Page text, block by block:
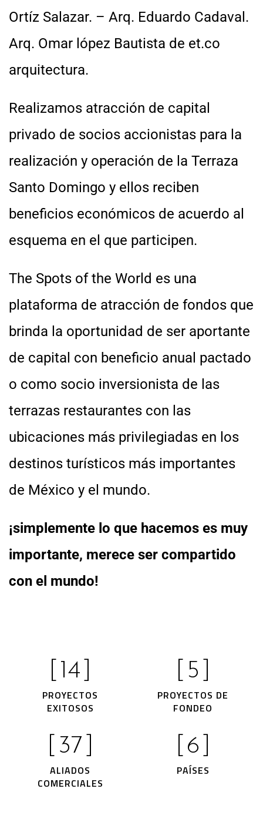
Ortíz Salazar. – Arq. Eduardo Cadaval.
Arq. Omar lópez Bautista de et.co
arquitectura.
Realizamos atracción de capital
privado de socios accionistas para la
realización y operación de la Terraza
Santo Domingo y ellos reciben
beneficios económicos de acuerdo al
esquema en el que participen.
The Spots of the World es una
plataforma de atracción de fondos que
brinda la oportunidad de ser aportante
de capital con beneficio anual pactado
o como socio inversionista de las
terrazas restaurantes con las
ubicaciones más privilegiadas en los
destinos turísticos más importantes
de México y el mundo.
¡simplemente lo que hacemos es muy
importante, merece ser compartido
con el mundo!
14
PROYECTOS
EXITOSOS
5
PROYECTOS DE
FONDEO
37
ALIADOS
COMERCIALES
6
PAÍSES